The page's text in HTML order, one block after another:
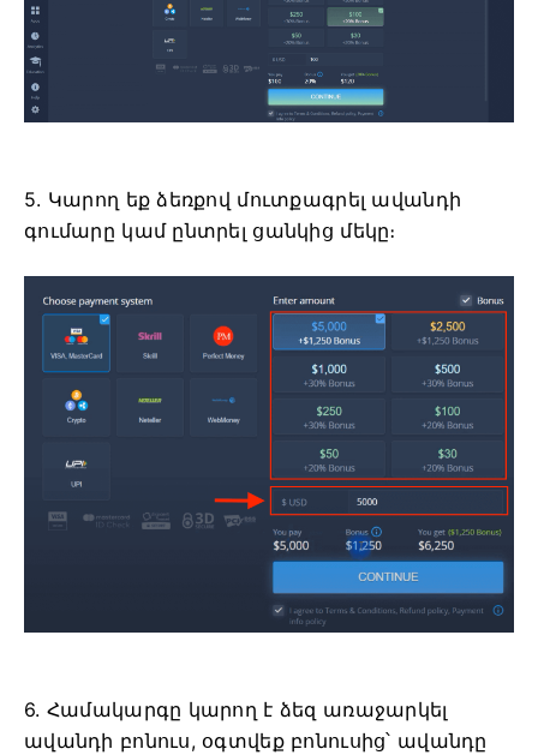
5. Կարող եք ձեռքով մուտքագրել ավանդի
գումարը կամ ընտրել ցանկից մեկը։
6. Համակարգը կարող է ձեզ առաջարկել
ավանդի բոնուս, օգտվեք բոնուսից՝ ավանդը